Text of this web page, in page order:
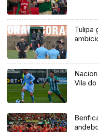
Tulipa
Vila